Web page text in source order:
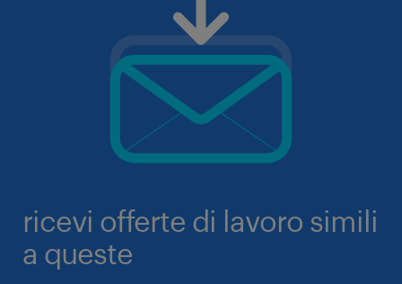
ricevi offerte di lavoro simili
a queste